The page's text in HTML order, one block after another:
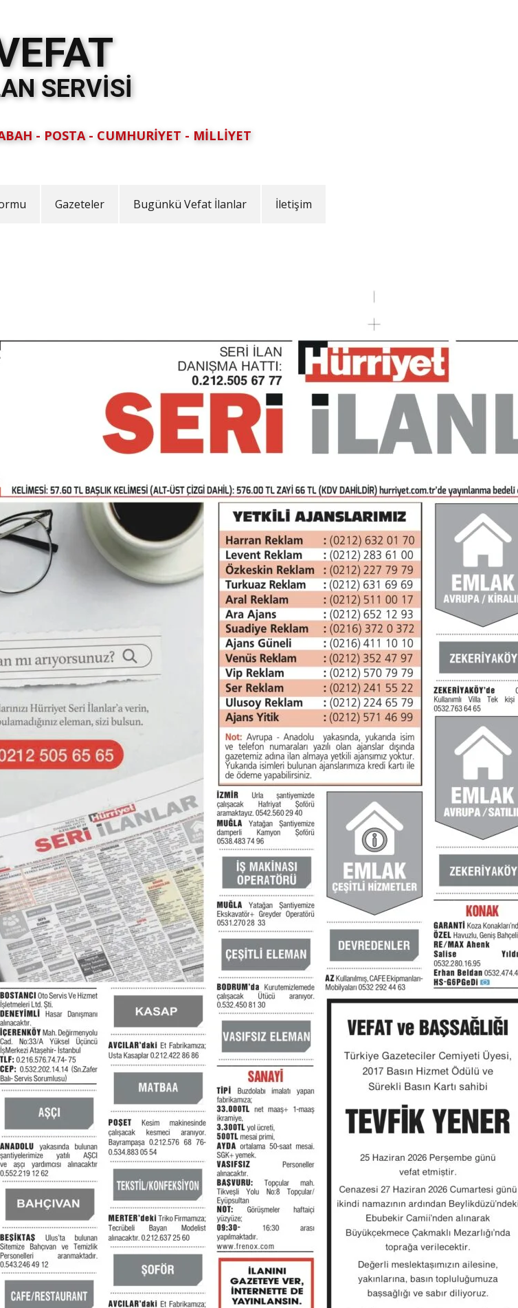
SERVİSİ
- POSTA - CUMHURİYET - MİLLİYET
Gazeteler Bugünkü Vefat İlanlar İletişim